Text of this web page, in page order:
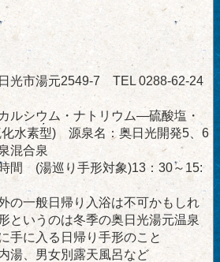
光市湯元2549-7 TEL 0288-62-24
シウム・ナトリウム―硫酸塩・
化水素型) 源泉名：奥日光開発5、6
混合泉
間 (湯巡り手形対象)13：30～15:
の一般日帰り入浴は不可かもしれ
というのは冬季の奥日光湯元温泉
手に入る日帰り手形のこと
湯、男女別露天風呂など